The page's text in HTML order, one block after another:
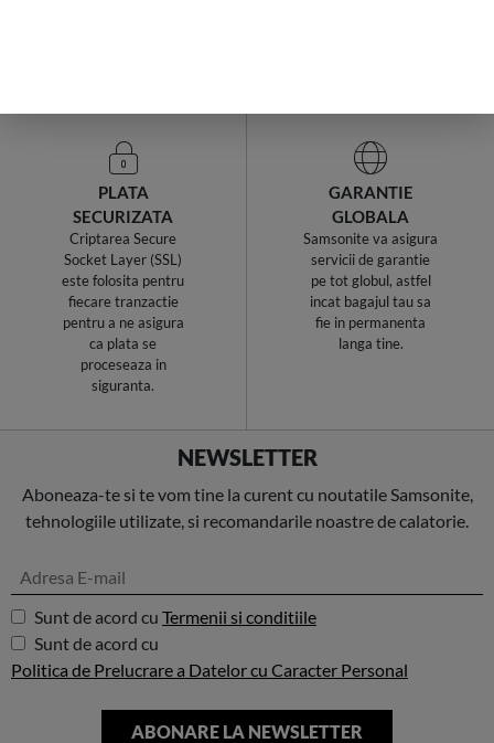
PLATA
SECURIZATA
Criptarea Secure
Socket Layer (SSL)
este folosita pentru
fiecare tranzactie
pentru a ne asigura
ca plata se
proceseaza in
siguranta.
GARANTIE
GLOBALA
Samsonite va asigura
servicii de garantie
pe tot globul, astfel
incat bagajul tau sa
fie in permanenta
langa tine.
NEWSLETTER
Aboneaza-te si te vom tine la curent cu noutatile Samsonite,
tehnologiile utilizate, si recomandarile noastre de calatorie.
Sunt de acord cu Termenii si conditiile
Sunt de acord cu
Politica de Prelucrare a Datelor cu Caracter Personal